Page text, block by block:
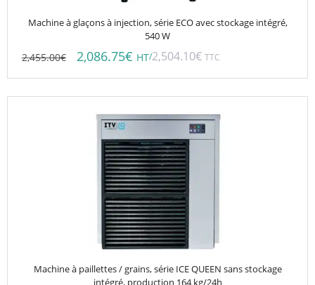
Machine à glaçons à injection, série ECO avec stockage intégré,
540 W
2,455.00€ 2,086.75€ HT/2,504.10€ TTC
Machine à paillettes / grains, série ICE QUEEN sans stockage
intégré, production 164 kg/24h